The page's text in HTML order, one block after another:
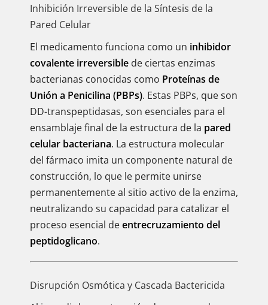
Inhibición Irreversible de la Síntesis de la
Pared Celular
El medicamento funciona como un inhibidor
covalente irreversible de ciertas enzimas
bacterianas conocidas como Proteínas de
Unión a Penicilina (PBPs). Estas PBPs, que son
DD-transpeptidasas, son esenciales para el
ensamblaje final de la estructura de la pared
celular bacteriana. La estructura molecular
del fármaco imita un componente natural de
construcción, lo que le permite unirse
permanentemente al sitio activo de la enzima,
neutralizando su capacidad para catalizar el
proceso esencial deentrecruzamiento del
peptidoglicano.
Disrupción Osmótica y Cascada Bactericida